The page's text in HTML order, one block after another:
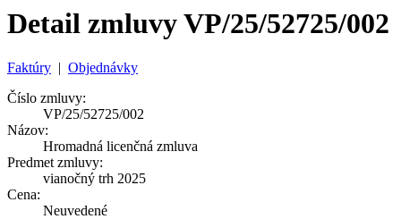
Detail zmluvy VP/25/52725/002
Faktúry | Objednávky
Číslo zmluvy:
VP/25/52725/002
Názov:
Hromadná licenčná zmluva
Predmet zmluvy:
vianočný trh 2025
Cena:
Neuvedené